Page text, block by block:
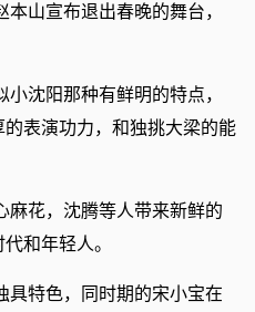
山宣布退出春晚的舞台，
沈阳那种有鲜明的特点，
表演功力，和独挑大梁的能
麻花，沈腾等人带来新鲜的
和年轻人。
具特色，同时期的宋小宝在